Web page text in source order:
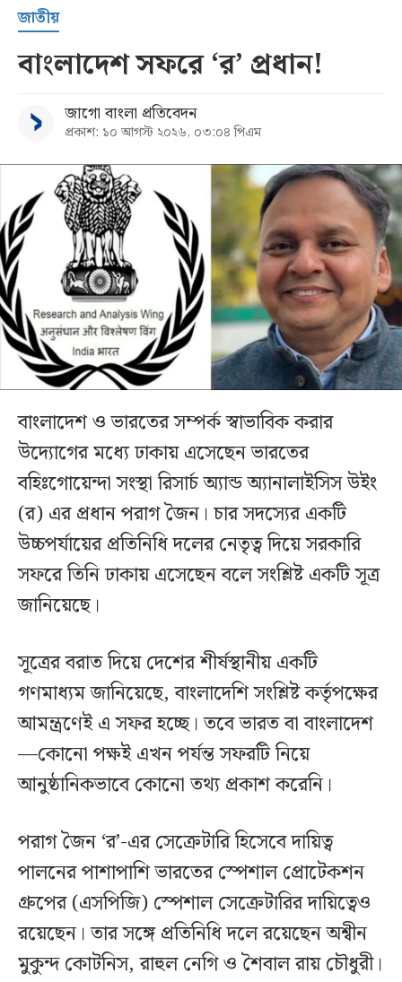
জাতীয়
বাংলাদেশ সফরে ‘র’ প্রধান!
জাগো বাংলা প্রতিবেদন
প্রকাশ: ১০ আগস্ট ২০২৬, ০৩:০৪ পিএম
বাংলাদেশ ও ভারতের সম্পর্ক স্বাভাবিক করার
উদ্যোগের মধ্যে ঢাকায় এসেছেন ভারতের
বহিঃগোয়েন্দা সংস্থা রিসার্চ অ্যান্ড অ্যানালাইসিস উইং
(র) এর প্রধান পরাগ জৈন। চার সদস্যের একটি
উচ্চপর্যায়ের প্রতিনিধি দলের নেতৃত্ব দিয়ে সরকারি
সফরে তিনি ঢাকায় এসেছেন বলে সংশ্লিষ্ট একটি সূত্র
জানিয়েছে।
সূত্রের বরাত দিয়ে দেশের শীর্ষস্থানীয় একটি
গণমাধ্যম জানিয়েছে, বাংলাদেশি সংশ্লিষ্ট কর্তৃপক্ষের
আমন্ত্রণেই এ সফর হচ্ছে। তবে ভারত বা বাংলাদেশ
—কোনো পক্ষই এখন পর্যন্ত সফরটি নিয়ে
আনুষ্ঠানিকভাবে কোনো তথ্য প্রকাশ করেনি।
পরাগ জৈন ‘র’-এর সেক্রেটারি হিসেবে দায়িত্ব
পালনের পাশাপাশি ভারতের স্পেশাল প্রোটেকশন
গ্রুপের (এসপিজি) স্পেশাল সেক্রেটারির দায়িত্বেও
রয়েছেন। তার সঙ্গে প্রতিনিধি দলে রয়েছেন অশ্বীন
মুকুন্দ কোটনিস, রাহুল নেগি ও শৈবাল রায় চৌধুরী।